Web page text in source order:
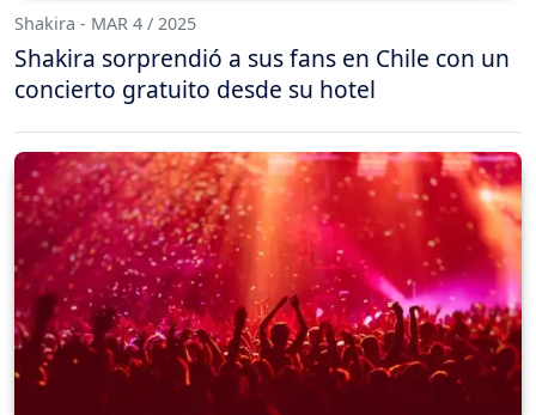
Shakira - MAR 4 / 2025
Shakira sorprendió a sus fans en Chile con un
concierto gratuito desde su hotel